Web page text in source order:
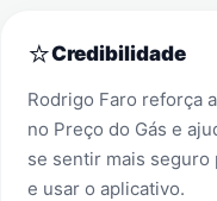
⭐Credibilidade
Rodrigo Faro reforça
no Preço do Gás e
se sentir mais seguro
e usar o aplicativo.